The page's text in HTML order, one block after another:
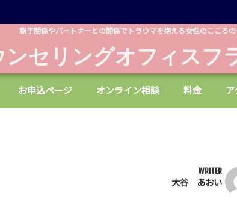
親子関係やパートナーとの関係でトラウマを抱える女性のこころの
ンセリングオフィスフ
お申込ページ オンライン相談 料金 ア
WRITER
大谷 あおい